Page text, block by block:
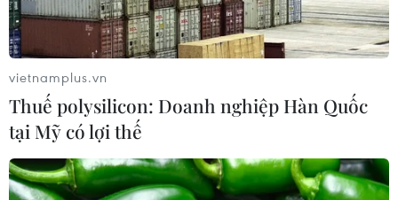
Nam sẵn sàng cho đại chiến ở "chảo
lửa" Pakansari
03/08/2026 03:13
Lịch thi đấu ASEAN Cup 2026 ngày
3/8: Việt Nam quyết đấu Indonesia
03/08/2026 01:40
vietnamplus.vn
Thuế polysilicon: Doanh nghiệp Hàn Quốc
tại Mỹ có lợi thế